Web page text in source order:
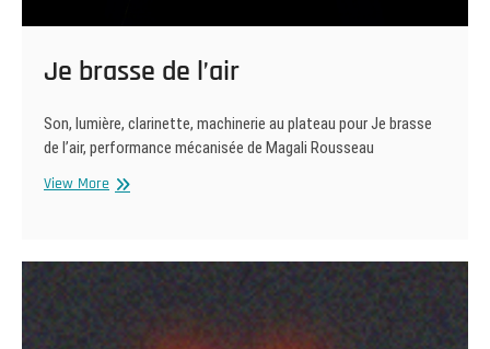
Je brasse de l’air
Son, lumière, clarinette, machinerie au plateau pour Je brasse
de l’air, performance mécanisée de Magali Rousseau
View MoreJe